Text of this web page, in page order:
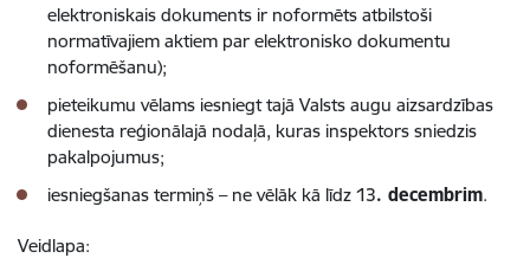
elektroniskais dokuments ir noformēts atbilstoši
normatīvajiem aktiem par elektronisko dokumentu
noformēšanu);
pieteikumu vēlams iesniegt tajā Valsts augu aizsardzības
dienesta reģionālajā nodaļā, kuras inspektors sniedzis
pakalpojumus;
iesniegšanas termiņš – ne vēlāk kā līdz 13. decembrim.
Veidlapa: